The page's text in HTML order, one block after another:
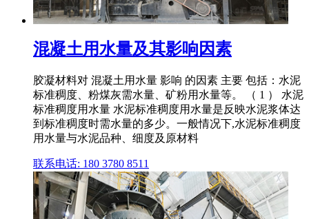
混凝土用水量及其影响因素
胶凝材料对 混凝土用水量 影响 的因素 主要 包括：水泥
标准稠度、粉煤灰需水量、矿粉用水量等。 （ 1 ） 水泥
标准稠度用水量 水泥标准稠度用水量是反映水泥浆体达
到标准稠度时需水量的多少。一般情况下,水泥标准稠度
用水量与水泥品种、细度及原材料
联系电话: 180 3780 8511